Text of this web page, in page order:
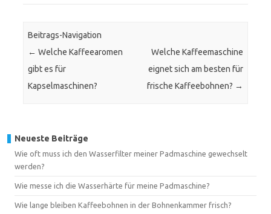
Beitrags-Navigation
← Welche Kaffeearomen
gibt es für
Kapselmaschinen?
Welche Kaffeemaschine
eignet sich am besten für
frische Kaffeebohnen? →
Neueste Beiträge
Wie oft muss ich den Wasserfilter meiner Padmaschine gewechselt
werden?
Wie messe ich die Wasserhärte für meine Padmaschine?
Wie lange bleiben Kaffeebohnen in der Bohnenkammer frisch?